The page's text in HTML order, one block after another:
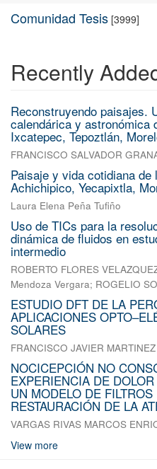
Comunidad Tesis [3999]
Recently
Reconstruyendo paisajes.
calendárica y astronómica
Ixcatepec, Tepoztlán,
FRANCISCO SALVADOR
Paisaje y vida cotidiana de
Achichipico, Yecapixtla,
Laura Elena Peña Tufiño
Uso de TICs para la
dinámica de fluidos en
intermedio
ROBERTO FLORES
Mendoza Vergara; ROGELIO
ESTUDIO DFT DE LA
APLICACIONES
SOLARES
FRANCISCO JAVIER
NOCICEPCIÓN NO
EXPERIENCIA DE
UN MODELO DE
RESTAURACIÓN DE LA
VARGAS RIVAS MARCOS
View more